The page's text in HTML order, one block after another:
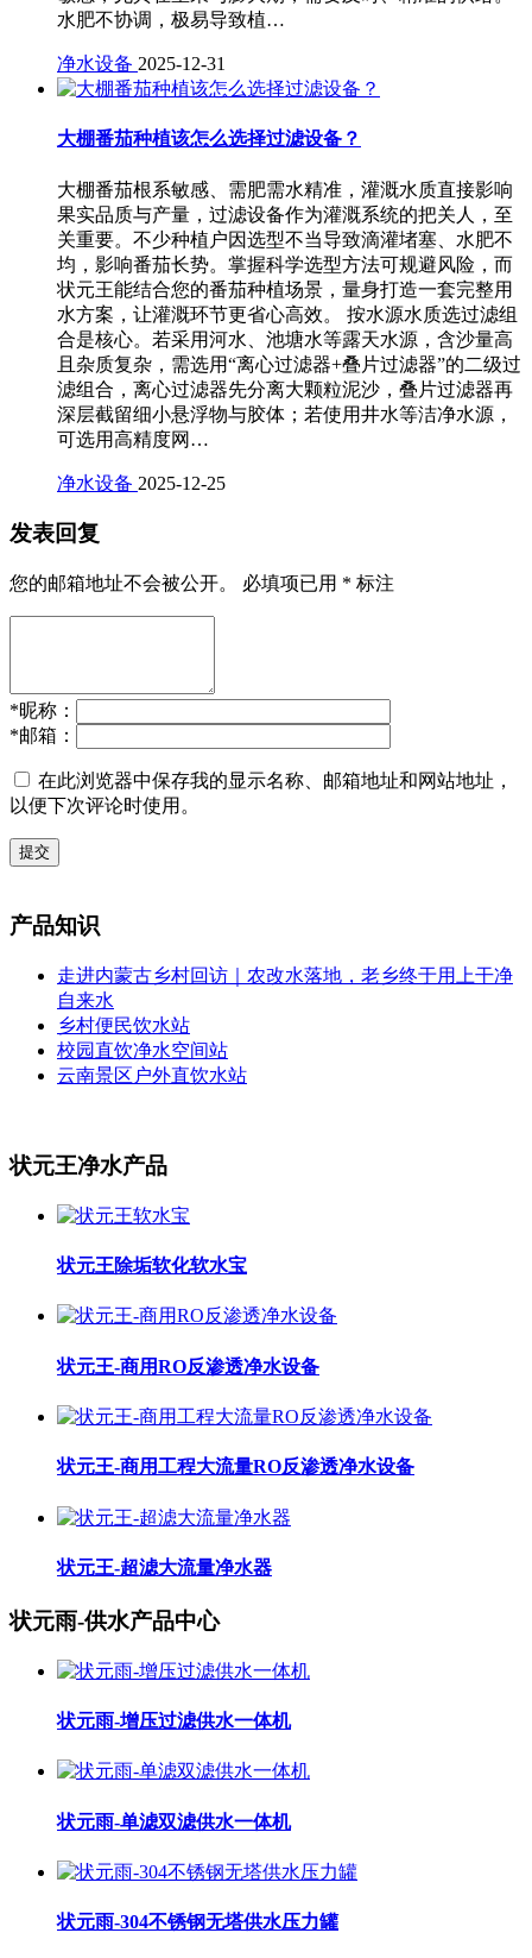
水肥不协调，极易导致植…
净水设备 2025-12-31
大棚番茄种植该怎么选择过滤设备？
大棚番茄根系敏感、需肥需水精准，灌溉水质直接影响
果实品质与产量，过滤设备作为灌溉系统的把关人，至
关重要。不少种植户因选型不当导致滴灌堵塞、水肥不
均，影响番茄长势。掌握科学选型方法可规避风险，而
状元王能结合您的番茄种植场景，量身打造一套完整用
水方案，让灌溉环节更省心高效。 按水源水质选过滤组
合是核心。若采用河水、池塘水等露天水源，含沙量高
且杂质复杂，需选用“离心过滤器+叠片过滤器”的二级过
滤组合，离心过滤器先分离大颗粒泥沙，叠片过滤器再
深层截留细小悬浮物与胶体；若使用井水等洁净水源，
可选用高精度网…
净水设备 2025-12-25
发表回复
您的邮箱地址不会被公开。 必填项已用 * 标注
*昵称：
*邮箱：
在此浏览器中保存我的显示名称、邮箱地址和网站地址，
以便下次评论时使用。
提交
产品知识
走进内蒙古乡村回访｜农改水落地，老乡终于用上干净
自来水
乡村便民饮水站
校园直饮净水空间站
云南景区户外直饮水站
状元王净水产品
状元王除垢软化软水宝
状元王-商用RO反渗透净水设备
状元王-商用工程大流量RO反渗透净水设备
状元王-超滤大流量净水器
状元雨-供水产品中心
状元雨-增压过滤供水一体机
状元雨-单滤双滤供水一体机
状元雨-304不锈钢无塔供水压力罐